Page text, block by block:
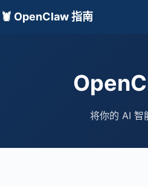
🦞 OpenClaw 指南
将你的 AI 智